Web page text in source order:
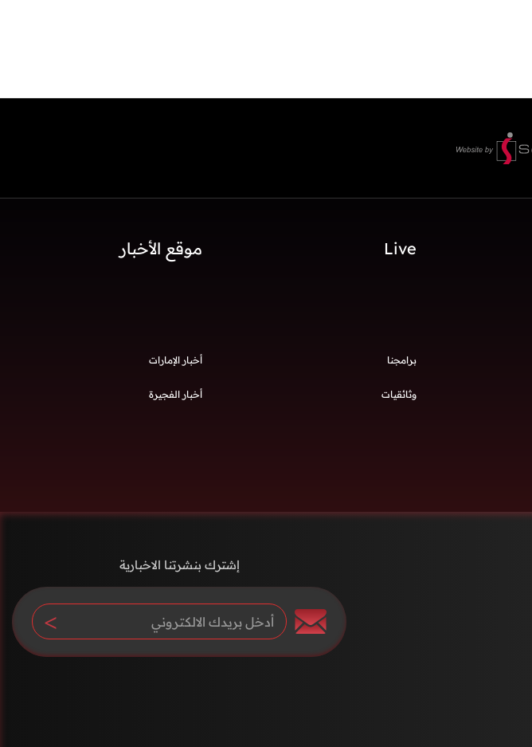
Live موقع الأخبار
برامجنا
وثائقيات
أخبار الإمارات
أخبار الفجيرة
إشترك بنشرتنا الاخبارية